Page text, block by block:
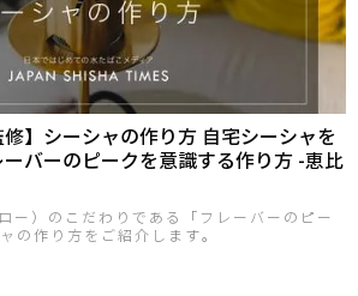
修】シーシャの作り方 自宅シーシャを
バーのピークを意識する作り方 -恵比
ー）のこだわりである「フレーバーのピー
の作り方をご紹介します。